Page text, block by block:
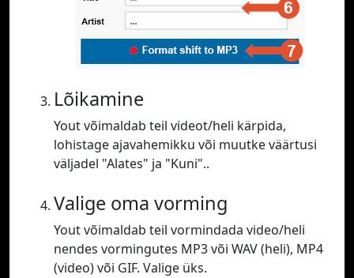
Lõikamine
Yout võimaldab teil videot/heli kärpida,
lohistage ajavahemikku või muutke väärtusi
väljadel "Alates" ja "Kuni"..
Valige oma vorming
Yout võimaldab teil vormindada video/heli
nendes vormingutes MP3 või WAV (heli), MP4
(video) või GIF. Valige üks.